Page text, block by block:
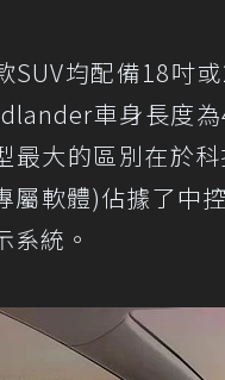
SUV均配備18吋
車身長度
最大的區別在於
屬軟體)佔據了中
系統。